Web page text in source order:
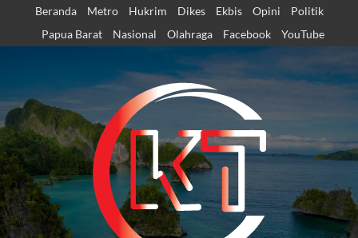
content
Beranda Metro Hukrim Dikes Ekbis Opini
Politik
Papua Barat
Nasional Olahraga Facebook YouTube